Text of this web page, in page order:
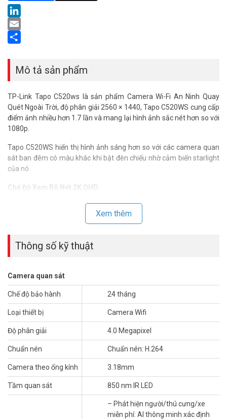
LinkedIn
Email
Mô tả sản phẩm
TP-Link Tapo C520ws là sản phẩm Camera Wi-Fi An Ninh Quay
Quét Ngoài Trời, độ phân giải 2560 × 1440, Tapo C520WS cung cấp
điểm ảnh nhiều hơn 1.7 lần và mang lại hình ảnh sắc nét hơn so với
1080p.
Tapo C520WS hiển thị hình ảnh sáng hơn so với các camera quan
sát ban đêm có màu khác khi bật đèn chiếu nhờ cảm biến starlight
của nó.
Chế Độ Xem Rõ Nét 2K QHD
rõ ràng hơn và ảnh sắc nét hơn.
thông báo cho người dùng khi cần. Tất cả đều được cung cấp miễn
phí.
Tùy Chỉnh Tính Năng Phát Hiện Của Bạn
Điều chỉnh độ nhạy của tính năng phát hiện chuyển động và thiết
lập các vùng/ranh giới hoạt động để thuận tiện cho bạn. Bạn cũng
có thể bật chế độ tuần tra để giữ cho camera di chuyển giữa hai
điểm tùy chỉnh.
Ăng-ten kép bên ngoài mạnh mẽ cung cấp phạm vi phủ sóng
không dây lớn hơn (lên đến 492 ft ở khu vực mở) và kết nối ổn định
hơn. Bạn cũng có thể kết nối camera của mình với mạng thông qua
cổng Ethernet RJ45.
Thông số kỹ thuật camera Wifi 4MP TP-
Link Tapo C520ws 2K
Xem thêm
Thông số kỹ thuật
Camera quan sát
Chế độ bảo hành 24 tháng
Loại thiết bị Camera Wifi
Độ phân giải 4.0 Megapixel
Chuẩn nén Chuẩn nén: H.264
Camera theo ống kính 3.18mm
Tầm quan sát 850 nm IR LED
– Phát hiện người/thú cưng/xe
miễn phí: AI thông minh xác định